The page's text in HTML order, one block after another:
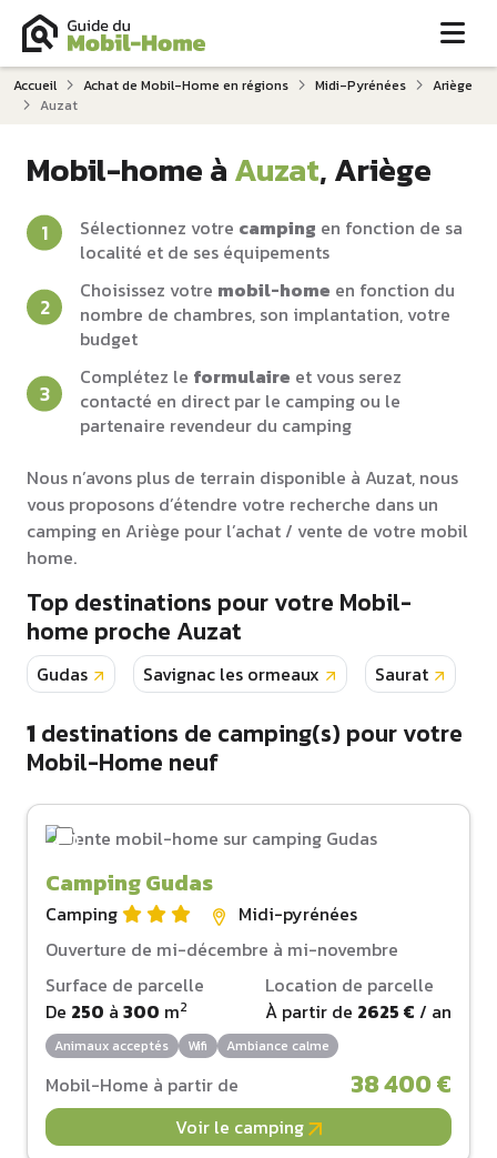
Accueil Achat de Mobil-Home en régions Midi-Pyrénées
Ariège
Auzat
Mobil-home àAuzat, Ariège
Sélectionnez votre camping en fonction de sa
localité et de ses équipements
Choisissez votre mobil-home en fonction du
nombre de chambres, son implantation, votre
budget
Complétez le formulaire et vous serez
contacté en direct par le camping ou le
partenaire revendeur du camping
Nous n’avons plus de terrain disponible à Auzat, nous
vous proposons d’étendre votre recherche dans un
camping en Ariège pour l’achat / vente de votre mobil
home.
Top destinations pour votre Mobil-
home proche Auzat
Gudas Savignac les ormeaux Saurat
1destinations de camping(s) pour votre
Mobil-Home neuf
Camping Gudas
Camping
Midi-pyrénées
Ouverture de mi-décembre à mi-novembre
Surface de parcelle
De 250 à 300 m2
Location de parcelle
À partir de 2625 € / an
Animaux acceptés Wifi Ambiance calme
Mobil-Home à partir de 38 400 €
Voir le camping